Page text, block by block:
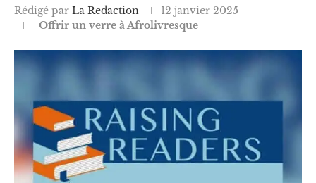
Rédigé par La Redaction
12 janvier 2025
Offrir un verre à Afrolivresque